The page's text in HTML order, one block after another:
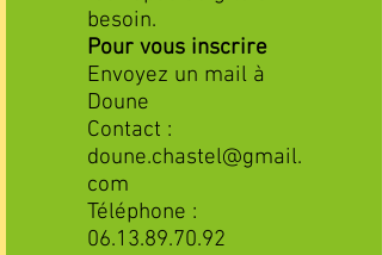
besoin.
Pour vous inscrire
Envoyez un mail à
Doune
Contact :
doune.chastel@gmail.
com
Téléphone :
06.13.89.70.92